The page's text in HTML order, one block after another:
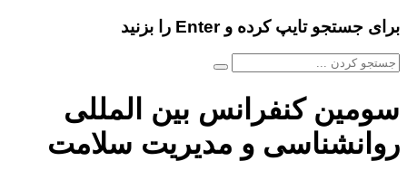
برای جستجو تایپ کرده و Enter را بزنید
سومین کنفرانس بین المللی
روانشناسی و مدیریت سلامت